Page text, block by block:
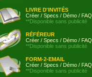
LIVRE D'INVITÉS
Créer / Specs / Démo / FAQ
**Disponible sans publicité
RÉFÉREUR
Créer / Specs / Démo / FAQ
**Disponible sans publicité
FORM-2-EMAIL
Créer / Specs / Démo / FAQ
**Disponible sans publicité